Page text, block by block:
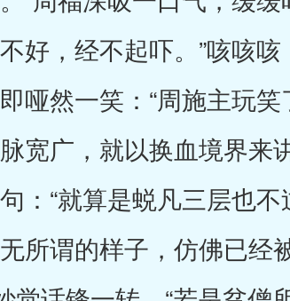
好，经不起吓。”咳咳
哑然一笑：“周施主玩
宽广，就以换血境界来
：“就算是蜕凡三层也
所谓的样子，仿佛已经